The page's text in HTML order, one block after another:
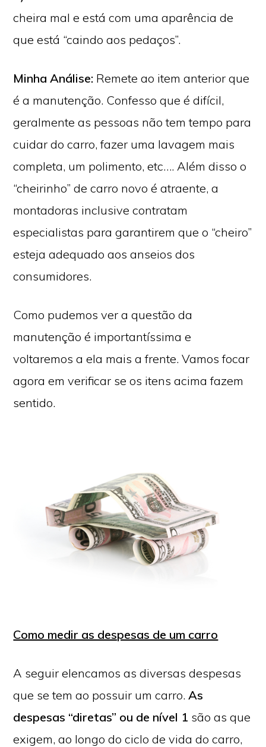
cheira mal e está com uma aparência de
que está “caindo aos pedaços”.
Minha Análise: Remete ao item anterior que
é a manutenção. Confesso que é difícil,
geralmente as pessoas não tem tempo para
cuidar do carro, fazer uma lavagem mais
completa, um polimento, etc…. Além disso o
“cheirinho” de carro novo é atraente, a
montadoras inclusive contratam
especialistas para garantirem que o “cheiro”
esteja adequado aos anseios dos
consumidores.
Como pudemos ver a questão da
manutenção é importantíssima e
voltaremos a ela mais a frente. Vamos focar
agora em verificar se os itens acima fazem
sentido.
Como medir as despesas de um carro
A seguir elencamos as diversas despesas
que se tem ao possuir um carro.As
despesas “diretas” ou de nível 1 são as que
exigem, ao longo do ciclo de vida do carro,